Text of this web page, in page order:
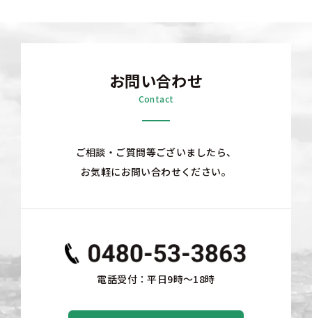
お問い合わせ
Contact
ご相談・ご質問等ございましたら、
お気軽にお問い合わせください。
電話受付：平日9時〜18時